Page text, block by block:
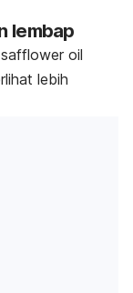
lembap
safflower oil
lebih